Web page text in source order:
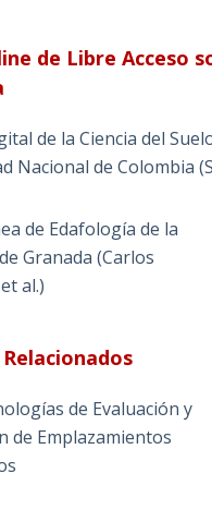
de Libre Acceso
de la Ciencia del
Nacional de Colombia
de Edafología de la
Granada (Carlos
al.)
de Evaluación y
de Emplazamientos